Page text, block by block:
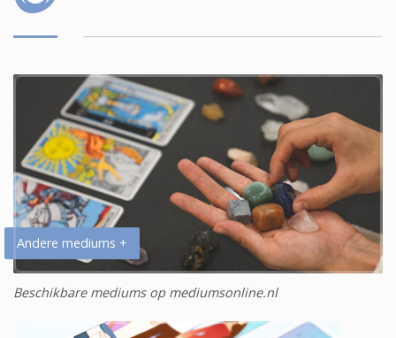
Andere mediums +
Beschikbare mediums op mediumsonline.nl